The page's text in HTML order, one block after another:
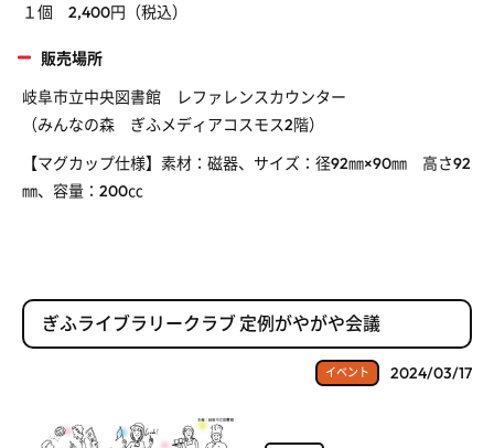
１個 2,400円（税込）
販売場所
岐阜市立中央図書館 レファレンスカウンター
（みんなの森 ぎふメディアコスモス2階）
【マグカップ仕様】素材：磁器、サイズ：径92㎜×90㎜ 高さ92
㎜、容量： 200㏄
ぎふライブラリークラブ 定例がやがや会議
イベント 2024/03/17